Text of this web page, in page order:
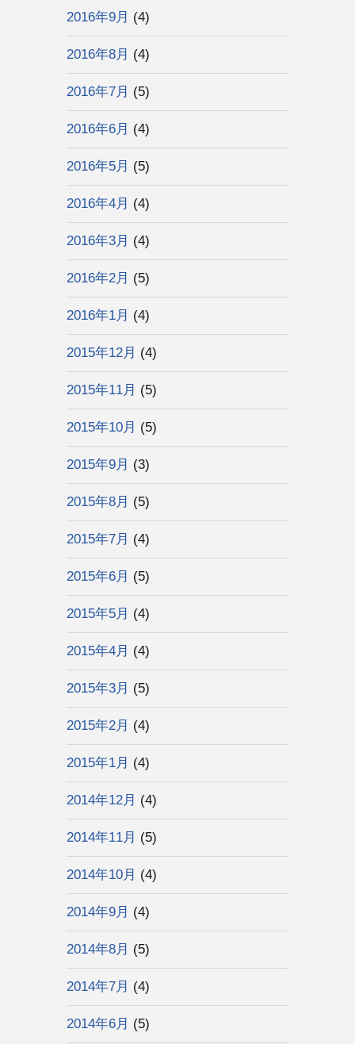
2016年9月 (4)
2016年8月 (4)
2016年7月 (5)
2016年6月 (4)
2016年5月 (5)
2016年4月 (4)
2016年3月 (4)
2016年2月 (5)
2016年1月 (4)
2015年12月 (4)
2015年11月 (5)
2015年10月 (5)
2015年9月 (3)
2015年8月 (5)
2015年7月 (4)
2015年6月 (5)
2015年5月 (4)
2015年4月 (4)
2015年3月 (5)
2015年2月 (4)
2015年1月 (4)
2014年12月 (4)
2014年11月 (5)
2014年10月 (4)
2014年9月 (4)
2014年8月 (5)
2014年7月 (4)
2014年6月 (5)